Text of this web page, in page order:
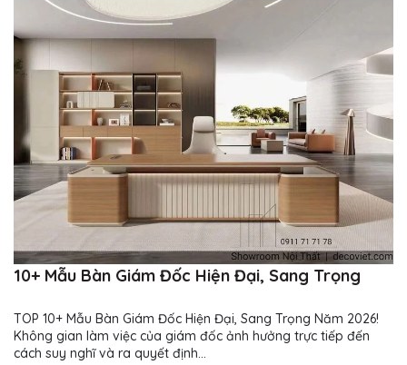
10+ Mẫu Bàn Giám Đốc Hiện Đại, Sang Trọng
TOP 10+ Mẫu Bàn Giám Đốc Hiện Đại, Sang Trọng Năm 2026!
Không gian làm việc của giám đốc ảnh hưởng trực tiếp đến
cách suy nghĩ và ra quyết định...